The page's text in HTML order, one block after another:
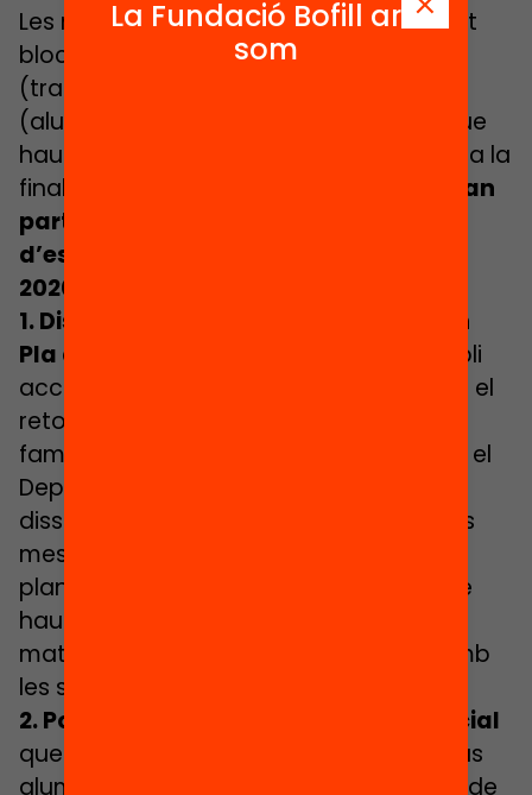
Les mesures que es proposen en aquest
bloc assenyalen actuacions generals
(transversals a l’alumnat) i focalitzades
(alumnat i entorns més vulnerables), que
haurien de garantir-se des de l’inici fins a la
finalització del curs. I tanmateix,
una gran
part d’aquestes mesures haurien
d’estabilitzar-se més enllà del curs
2020-2021.
1. Disposar cada centre educatiu d’un
Pla d’acollida post-crisi
, que contempli
accions i dispositius adreçats a facilitar el
retorn a l’escola d’alumnes, mestres i
famílies. Amb la col·laboració d’experts, el
Departament d’Educació hauria de
dissenyar quines haurien de ser les línies
mestre i els recursos bàsics d’aquests
plans (p.ex. reforçament dels EAPs), que
haurien de ser després adaptats pels
mateixos centres educatius d’acord amb
les seves necessitats i el seu entorn.
2. Potenciar i estendre l’avaluació inicial
que bona part dels centres fan dels seus
alumnes durant les primeres setmanes de
La Fundació Bofill ara
som